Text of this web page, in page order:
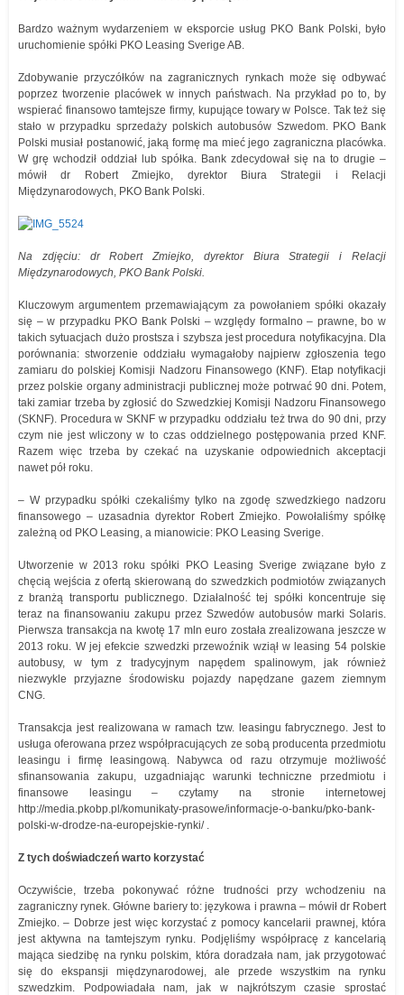
Bardzo ważnym wydarzeniem w eksporcie usług PKO Bank Polski, było
uruchomienie spółki PKO Leasing Sverige AB.
Zdobywanie przyczółków na zagranicznych rynkach może się odbywać
poprzez tworzenie placówek w innych państwach. Na przykład po to, by
wspierać finansowo tamtejsze firmy, kupujące towary w Polsce. Tak też się
stało w przypadku sprzedaży polskich autobusów Szwedom. PKO Bank
Polski musiał postanowić, jaką formę ma mieć jego zagraniczna placówka.
W grę wchodził oddział lub spółka. Bank zdecydował się na to drugie –
mówił dr Robert Zmiejko, dyrektor Biura Strategii i Relacji
Międzynarodowych, PKO Bank Polski.
Na zdjęciu: dr Robert Zmiejko, dyrektor Biura Strategii i Relacji
Międzynarodowych, PKO Bank Polski.
Kluczowym argumentem przemawiającym za powołaniem spółki okazały
się – w przypadku PKO Bank Polski – względy formalno – prawne, bo w
takich sytuacjach dużo prostsza i szybsza jest procedura notyfikacyjna. Dla
porównania: stworzenie oddziału wymagałoby najpierw zgłoszenia tego
zamiaru do polskiej Komisji Nadzoru Finansowego (KNF). Etap notyfikacji
przez polskie organy administracji publicznej może potrwać 90 dni. Potem,
taki zamiar trzeba by zgłosić do Szwedzkiej Komisji Nadzoru Finansowego
(SKNF). Procedura w SKNF w przypadku oddziału też trwa do 90 dni, przy
czym nie jest wliczony w to czas oddzielnego postępowania przed KNF.
Razem więc trzeba by czekać na uzyskanie odpowiednich akceptacji
nawet pół roku.
– W przypadku spółki czekaliśmy tylko na zgodę szwedzkiego nadzoru
finansowego – uzasadnia dyrektor Robert Zmiejko. Powołaliśmy spółkę
zależną od PKO Leasing, a mianowicie: PKO Leasing Sverige.
Utworzenie w 2013 roku spółki PKO Leasing Sverige związane było z
chęcią wejścia z ofertą skierowaną do szwedzkich podmiotów związanych
z branżą transportu publicznego. Działalność tej spółki koncentruje się
teraz na finansowaniu zakupu przez Szwedów autobusów marki Solaris.
Pierwsza transakcja na kwotę 17 mln euro została zrealizowana jeszcze w
2013 roku. W jej efekcie szwedzki przewoźnik wziął w leasing 54 polskie
autobusy, w tym z tradycyjnym napędem spalinowym, jak również
niezwykle przyjazne środowisku pojazdy napędzane gazem ziemnym
CNG.
Transakcja jest realizowana w ramach tzw. leasingu fabrycznego. Jest to
usługa oferowana przez współpracujących ze sobą producenta przedmiotu
leasingu i firmę leasingową. Nabywca od razu otrzymuje możliwość
sfinansowania zakupu, uzgadniając warunki techniczne przedmiotu i
finansowe leasingu – czytamy na stronie internetowej
http://media.pkobp.pl/komunikaty-prasowe/informacje-o-banku/pko-bank-
polski-w-drodze-na-europejskie-rynki/ .
Z tych doświadczeń warto korzystać
Oczywiście, trzeba pokonywać różne trudności przy wchodzeniu na
zagraniczny rynek. Główne bariery to: językowa i prawna – mówił dr Robert
Zmiejko. – Dobrze jest więc korzystać z pomocy kancelarii prawnej, która
jest aktywna na tamtejszym rynku. Podjęliśmy współpracę z kancelarią
mająca siedzibę na rynku polskim, która doradzała nam, jak przygotować
się do ekspansji międzynarodowej, ale przede wszystkim na rynku
szwedzkim. Podpowiadała nam, jak w najkrótszym czasie sprostać